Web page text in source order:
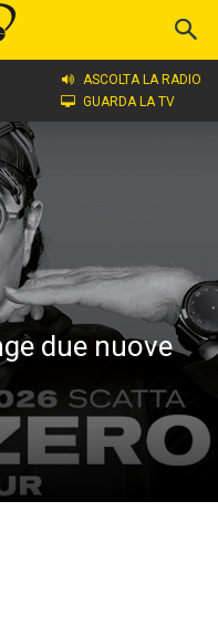
ASCOLTA LA RADIO
GUARDA LA TV
due nuove